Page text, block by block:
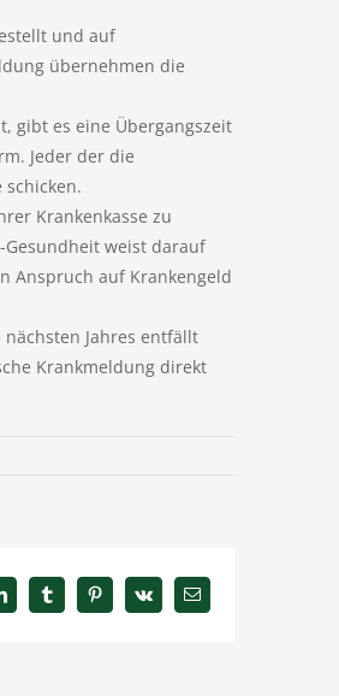
und auf
übernehmen die
gibt es eine Übergangszeit
Jeder der die
Krankenkasse zu
Gesundheit weist darauf
Anspruch auf Krankengeld
Jahres entfällt
Krankmeldung direkt
TumblrPinterest
Vk
E-
Mail